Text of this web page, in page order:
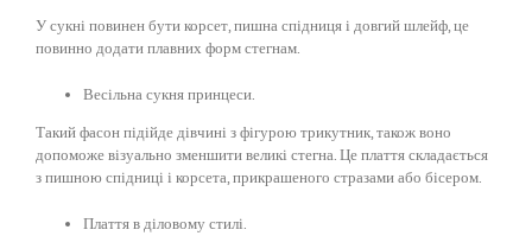
У сукні повинен бути корсет, пишна спідниця і довгий шлейф, це
повинно додати плавних форм стегнам.
Весільна сукня принцеси.
Такий фасон підійде дівчині з фігурою трикутник, також воно
допоможе візуально зменшити великі стегна. Це плаття складається
з пишною спідниці і корсета, прикрашеного стразами або бісером.
Плаття в діловому стилі.